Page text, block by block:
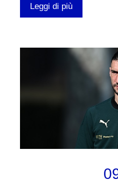
Leggi di più